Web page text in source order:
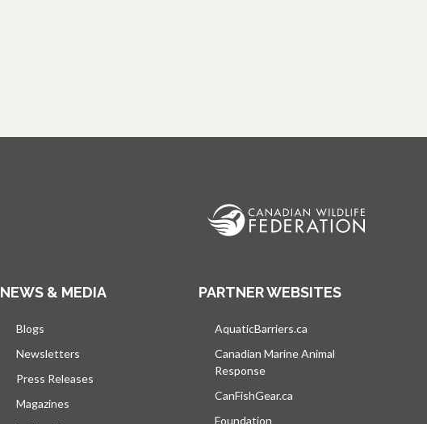
NEWS & MEDIA
Blogs
Newsletters
Press Releases
Magazines
PARTNER WEBSITES
AquaticBarriers.ca
Canadian Marine Animal
Response
CanFishGear.ca
Foundation